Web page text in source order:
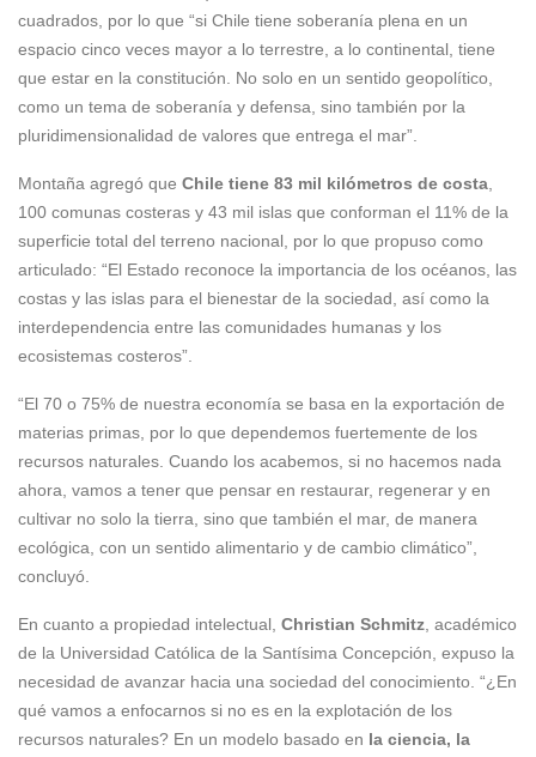
cuadrados, por lo que “si Chile tiene soberanía plena en un
espacio cinco veces mayor a lo terrestre, a lo continental, tiene
que estar en la constitución. No solo en un sentido geopolítico,
como un tema de soberanía y defensa, sino también por la
pluridimensionalidad de valores que entrega el mar”.
Montaña agregó que Chile tiene 83 mil kilómetros de costa,
100 comunas costeras y 43 mil islas que conforman el 11% de la
superficie total del terreno nacional, por lo que propuso como
articulado: “El Estado reconoce la importancia de los océanos, las
costas y las islas para el bienestar de la sociedad, así como la
interdependencia entre las comunidades humanas y los
ecosistemas costeros”.
“El 70 o 75% de nuestra economía se basa en la exportación de
materias primas, por lo que dependemos fuertemente de los
recursos naturales. Cuando los acabemos, si no hacemos nada
ahora, vamos a tener que pensar en restaurar, regenerar y en
cultivar no solo la tierra, sino que también el mar, de manera
ecológica, con un sentido alimentario y de cambio climático”,
concluyó.
En cuanto a propiedad intelectual, Christian Schmitz, académico
de la Universidad Católica de la Santísima Concepción, expuso la
necesidad de avanzar hacia una sociedad del conocimiento. “¿En
qué vamos a enfocarnos si no es en la explotación de los
recursos naturales? En un modelo basado en la ciencia, la